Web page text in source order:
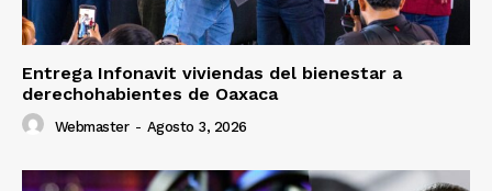
Entrega Infonavit viviendas del bienestar a
derechohabientes de Oaxaca
Webmaster - Agosto 3, 2026